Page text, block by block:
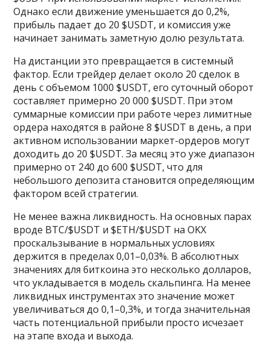
Однако если движение уменьшается до 0,2%,
прибыль падает до 20 $USDT, и комиссия уже
начинает занимать заметную долю результата.
На дистанции это превращается в системный
фактор. Если трейдер делает около 20 сделок в
день с объемом 1000 $USDT, его суточный оборот
составляет примерно 20 000 $USDT. При этом
суммарные комиссии при работе через лимитные
ордера находятся в районе 8 $USDT в день, а при
активном использовании маркет-ордеров могут
доходить до 20 $USDT. За месяц это уже диапазон
примерно от 240 до 600 $USDT, что для
небольшого депозита становится определяющим
фактором всей стратегии.
Не менее важна ликвидность. На основных парах
вроде BTC/$USDT и $ETH/$USDT на OKX
проскальзывание в нормальных условиях
держится в пределах 0,01–0,03%. В абсолютных
значениях для биткоина это несколько долларов,
что укладывается в модель скальпинга. На менее
ликвидных инструментах это значение может
увеличиваться до 0,1–0,3%, и тогда значительная
часть потенциальной прибыли просто исчезает
на этапе входа и выхода.